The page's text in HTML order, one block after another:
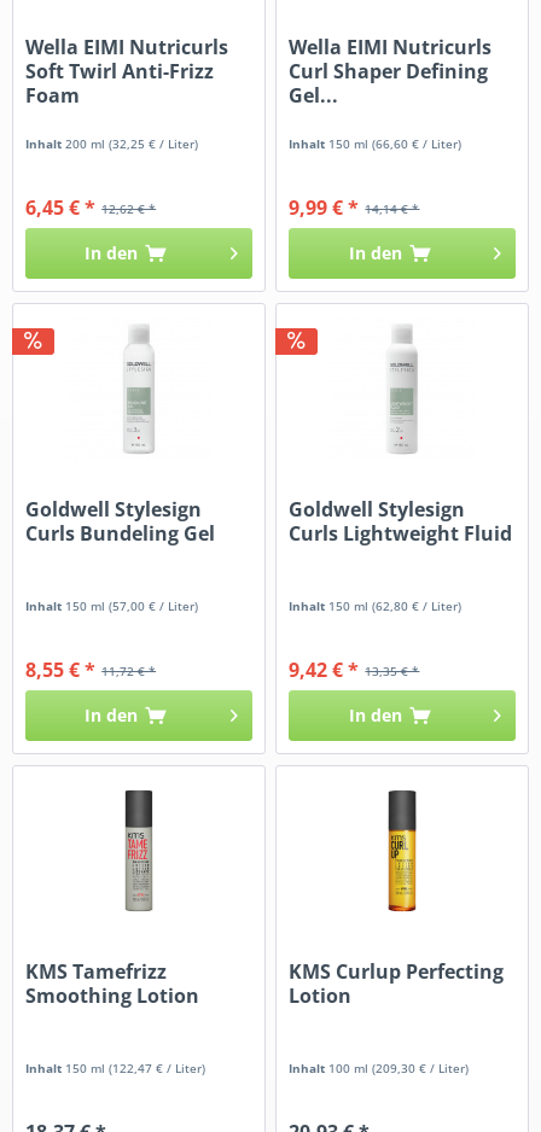
Wella EIMI Nutricurls
Soft Twirl Anti-Frizz
Foam
Inhalt200 ml(32,25 € / Liter)
12,62 € *
6,45 € *
In den
Wella EIMI Nutricurls
Curl Shaper Defining
Gel...
Inhalt 150 ml(66,60 € / Liter)
14,14 € *
9,99 € *
In den
Goldwell Stylesign
Curls Bundeling Gel
Inhalt 150 ml(57,00 € / Liter)
11,72 € *
8,55 € *
In den
Goldwell Stylesign
Curls Lightweight Fluid
Inhalt 150 ml(62,80 € / Liter)
13,35 € *
9,42 € *
In den
KMS Tamefrizz
Smoothing Lotion
Inhalt 150 ml(122,47 € / Liter)
KMS Curlup Perfecting
Lotion
Inhalt 100 ml(209,30 € / Liter)